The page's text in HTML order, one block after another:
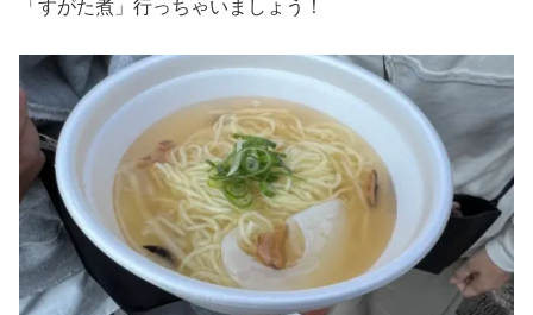
「すがた煮」行っちゃいましょう！